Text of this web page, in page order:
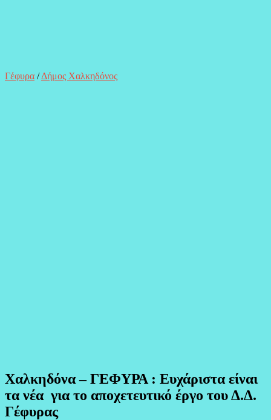
Γέφυρα /Δήμος Χαλκηδόνος
Χαλκηδόνα – ΓΕΦΥΡΑ : Ευχάριστα είναι
τα νέα για το αποχετευτικό έργο του Δ.Δ.
Γέφυρας